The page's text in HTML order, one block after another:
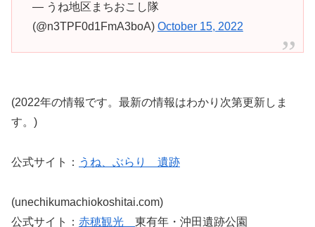
— うね地区まちおこし隊
(@n3TPF0d1FmA3boA) October 15, 2022
(2022年の情報です。最新の情報はわかり次第更新しま
す。)
公式サイト： うね、ぶらり 遺跡
(unechikumachiokoshitai.com)
公式サイト： 赤穂観光 東有年・沖田遺跡公園